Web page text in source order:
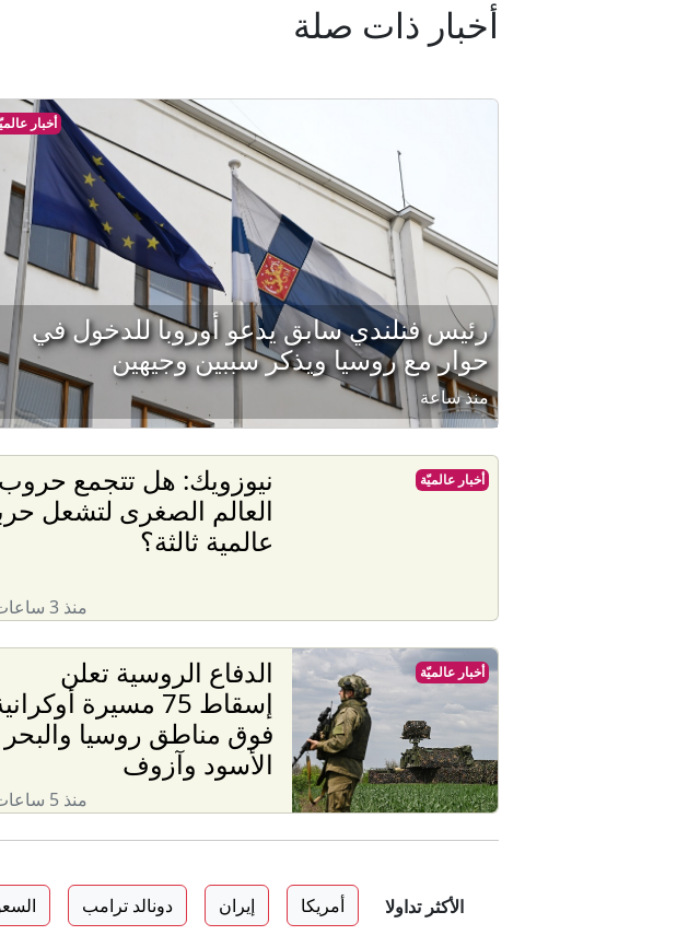
أخبار ذات صلة
أخبار
رئيس فنلندي سابق يدعو أوروبا للدخول في
حوار مع روسيا ويذكر سببين وجيهين
منذ ساعة
نيوزويك: هل تتجمع حروب
العالم الصغرى لتشعل
عالمية ثالثة؟
منذ 3 ساعات
أخبار عالميّة
الدفاع الروسية تعلن
إسقاط 75 مسيرة
فوق مناطق روسيا والبحر
الأسود وآزوف
منذ 5 ساعات
أخبار عالميّة
الأكثر تداولا أمريكا إيران دونالد ترامب